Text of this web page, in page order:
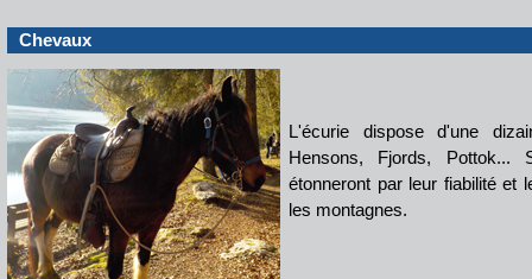
Chevaux
L'écurie dispose d'une
Hensons, Fjords,
étonneront par leur fiabilité et
les montagnes.